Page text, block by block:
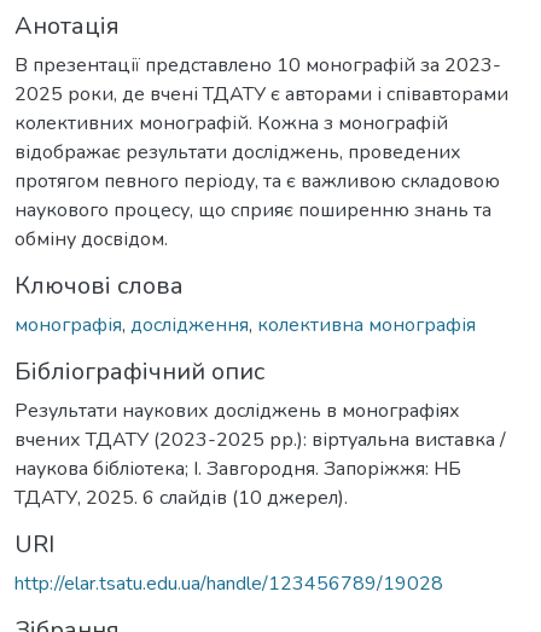
Анотація
В презентації представлено 10 монографій за 2023-
2025 роки, де вчені ТДАТУ є авторами і співавторами
колективних монографій. Кожна з монографій
відображає результати досліджень, проведених
протягом певного періоду, та є важливою складовою
наукового процесу, що сприяє поширенню знань та
обміну досвідом.
Ключові слова
монографія, дослідження, колективна монографія
Бібліографічний опис
Результати наукових досліджень в монографіях
вчених ТДАТУ (2023-2025 рр.): віртуальна виставка /
наукова бібліотека; І. Завгородня. Запоріжжя: НБ
ТДАТУ, 2025. 6 слайдів (10 джерел).
URI
http://elar.tsatu.edu.ua/handle/123456789/19028